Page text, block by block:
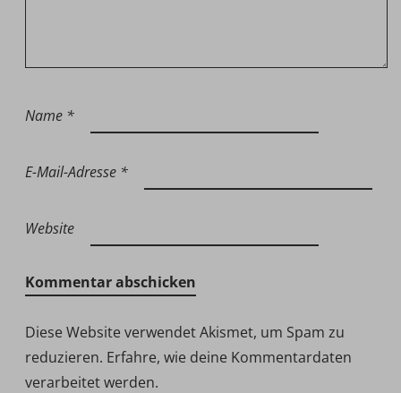
Name *
E-Mail-Adresse *
Website
Diese Website verwendet Akismet, um Spam zu
reduzieren. Erfahre, wie deine Kommentardaten
verarbeitet werden.